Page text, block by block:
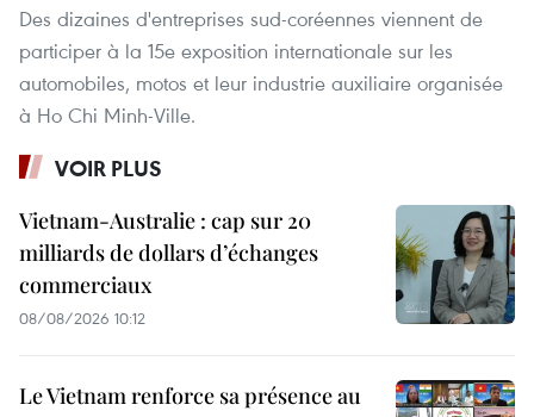
Des dizaines d'entreprises sud-coréennes viennent de
participer à la 15e exposition internationale sur les
automobiles, motos et leur industrie auxiliaire organisée
à Ho Chi Minh-Ville.
VOIR PLUS
Vietnam-Australie : cap sur 20
milliards de dollars d’échanges
commerciaux
08/08/2026 10:12
Le Vietnam renforce sa présence au